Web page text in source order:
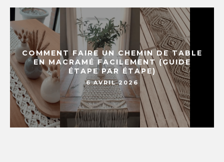
COMMENT FAIRE UN CHEMIN DE TABLE
EN MACRAMÉ FACILEMENT (GUIDE
ÉTAPE PAR ÉTAPE)
6 AVRIL 2026